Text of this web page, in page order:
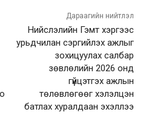
Дараагийн нийтлэл
Нийслэлийн Гэмт хэргээс
урьдчилан сэргийлэх ажлыг
зохицуулах салбар
зөвлөлийн 2026 онд
гүйцэтгэх ажлын
төлөвлөгөөг хэлэлцэн
батлах хуралдаан эхэллээ